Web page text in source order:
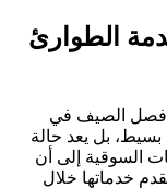
الطوارئ
فصل الصيف في
بسيط، بل يعد حالة
السوقية إلى أن
خدماتها خلال